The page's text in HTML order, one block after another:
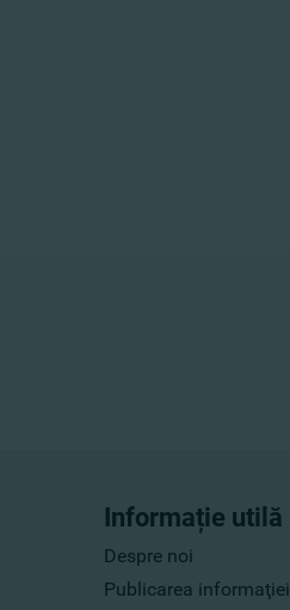
Informație utilă
Despre noi
Publicarea informaţiei